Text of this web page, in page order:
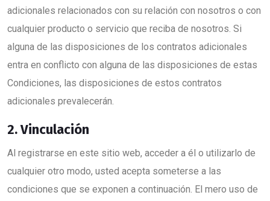
adicionales relacionados con su relación con nosotros o con
cualquier producto o servicio que reciba de nosotros. Si
alguna de las disposiciones de los contratos adicionales
entra en conflicto con alguna de las disposiciones de estas
Condiciones, las disposiciones de estos contratos
adicionales prevalecerán.
2. Vinculación
Al registrarse en este sitio web, acceder a él o utilizarlo de
cualquier otro modo, usted acepta someterse a las
condiciones que se exponen a continuación. El mero uso de